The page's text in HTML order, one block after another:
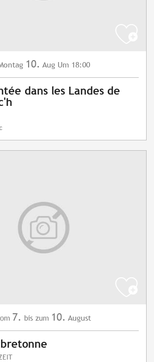
10. Aug Um 18:00
dans les Landes de
7. bis zum 10. August